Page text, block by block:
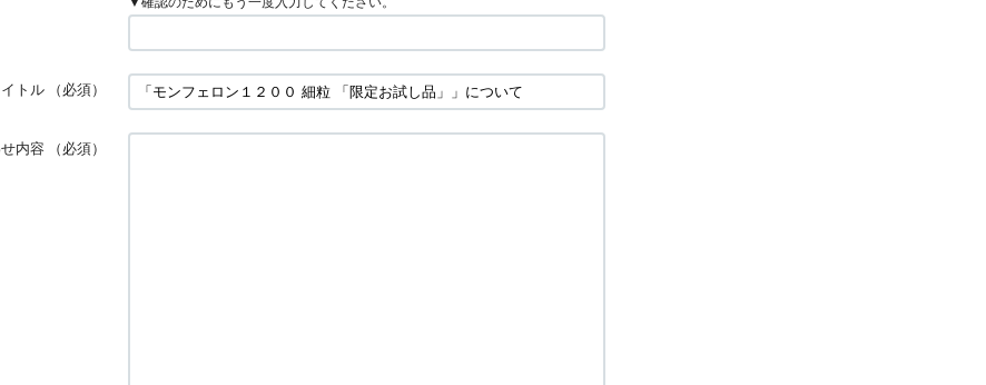
トル （必須）
内容 （必須）